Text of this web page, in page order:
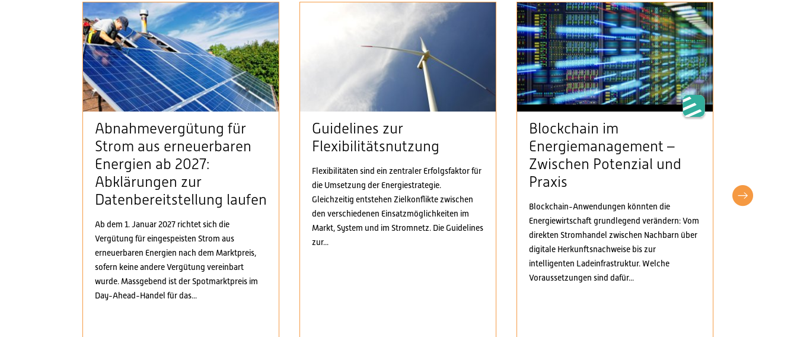
Abnahmevergütung für
Strom aus erneuerbaren
Energien ab 2027:
Abklärungen zur
Datenbereitstellung laufen
Ab dem 1. Januar 2027 richtet sich die
Vergütung für eingespeisten Strom aus
erneuerbaren Energien nach dem Marktpreis,
sofern keine andere Vergütung vereinbart
wurde. Massgebend ist der Spotmarktpreis im
Day-Ahead-Handel für das...
Guidelines zur
Flexibilitätsnutzung
Flexibilitäten sind ein zentraler Erfolgsfaktor für
die Umsetzung der Energiestrategie.
Gleichzeitig entstehen Zielkonflikte zwischen
den verschiedenen Einsatzmöglichkeiten im
Markt, System und im Stromnetz. Die Guidelines
zur...
Blockchain im
Energiemanagement –
Zwischen Potenzial und
Praxis
Blockchain-Anwendungen könnten die
Energiewirtschaft grundlegend verändern: Vom
direkten Stromhandel zwischen Nachbarn über
digitale Herkunftsnachweise bis zur
intelligenten Ladeinfrastruktur. Welche
Voraussetzungen sind dafür...
fordert